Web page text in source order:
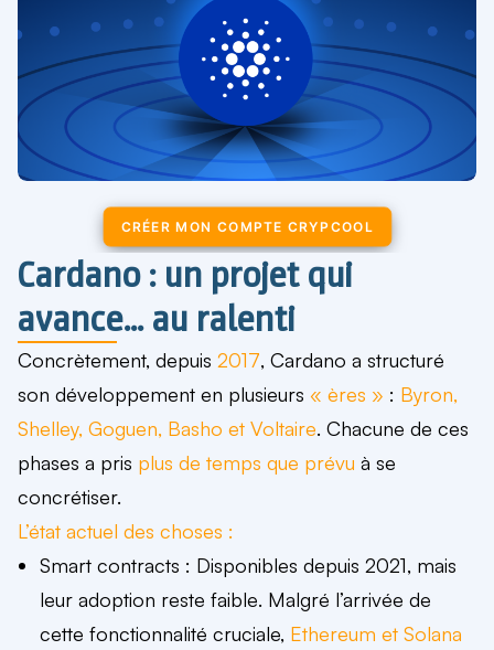
CRÉER MON COMPTE CRYPCOOL
Cardano : un projet qui
avance… au ralenti
Concrètement, depuis 2017, Cardano a structuré
son développement en plusieurs « ères » : Byron,
Shelley, Goguen, Basho et Voltaire. Chacune de ces
phases a pris plus de temps que prévu à se
concrétiser.
L’état actuel des choses :
Smart contracts : Disponibles depuis 2021, mais
leur adoption reste faible. Malgré l’arrivée de
cette fonctionnalité cruciale, Ethereum et Solana